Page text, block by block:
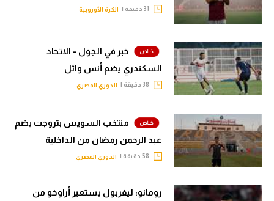
الكرة الأوروبية
خبر في الجول - الاتحاد
السكندري يضم أنس وائل
الدوري المصري
منتخب السويس بتروجت يضم
عبد الرحمن رمضان من الداخلية
الدوري المصري
رومانو: ليفربول يستعير أراوخو من